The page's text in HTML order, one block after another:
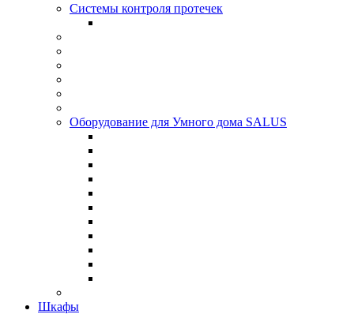
Системы контроля протeчек
Оборудование для Умного дома SALUS
Шкафы